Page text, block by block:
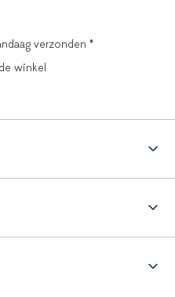
verzonden *
winkel